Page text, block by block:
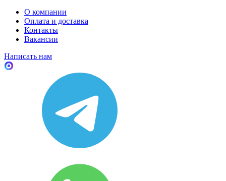
О компании
Оплата и доставка
Контакты
Вакансии
Написать нам